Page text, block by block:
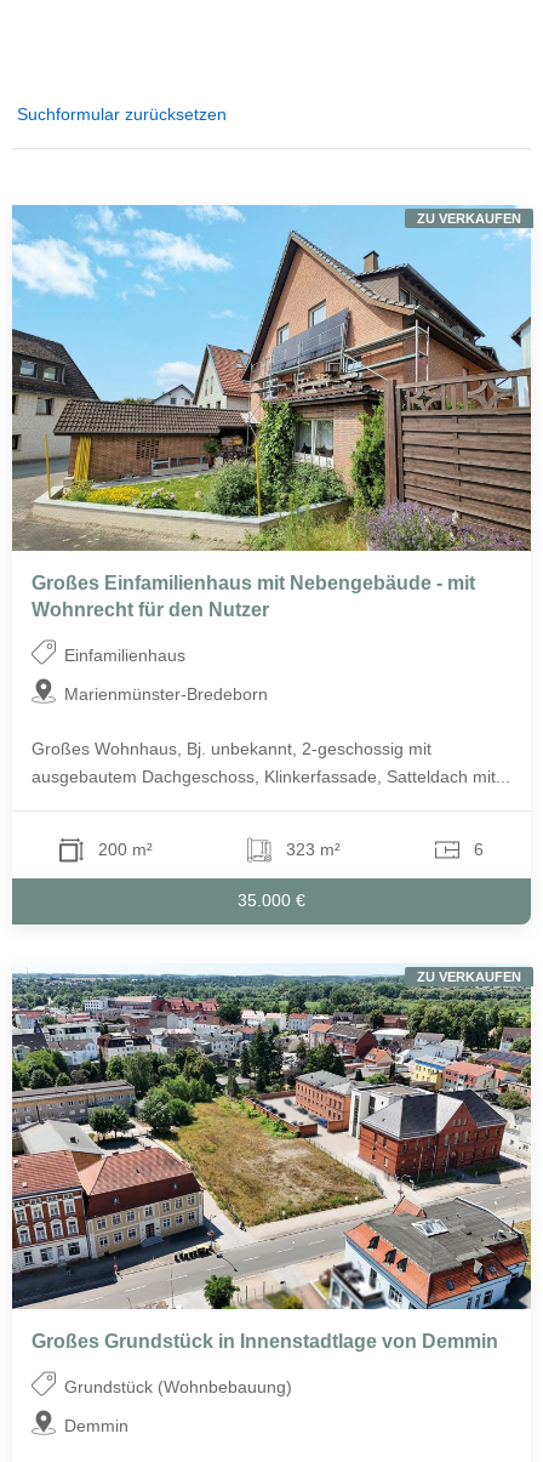
Suchformular zurücksetzen
Großes Einfamilienhaus mit Nebengebäude - mit
Wohnrecht für den Nutzer
Einfamilienhaus
Marienmünster-Bredeborn
Großes Wohnhaus, Bj. unbekannt, 2-geschossig mit
ausgebautem Dachgeschoss, Klinkerfassade, Satteldach mit...
200 m² 323 m² 6
35.000 €
ZU VERKAUFEN
Großes Grundstück in Innenstadtlage von Demmin
Grundstück (Wohnbebauung)
Demmin
ZU VERKAUFEN